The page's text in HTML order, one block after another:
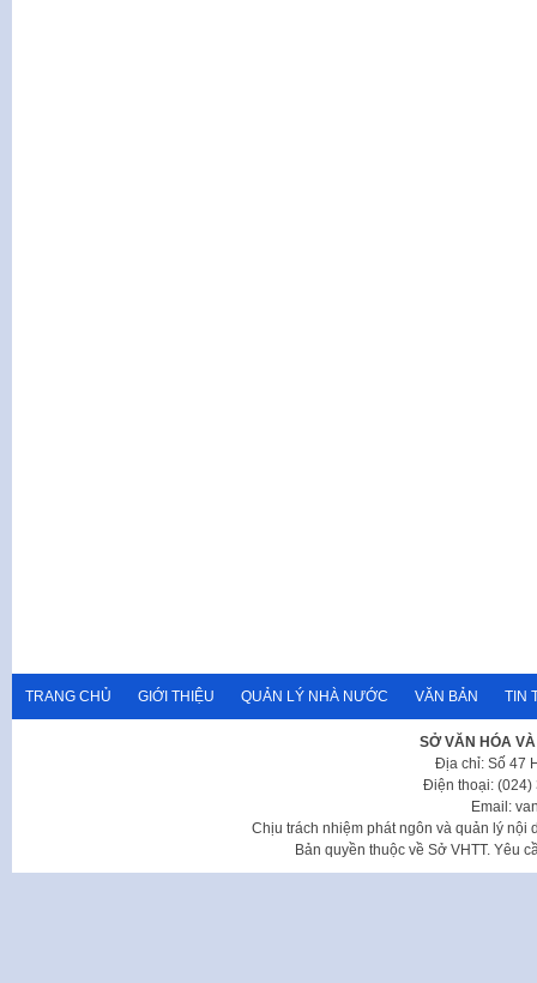
TRANG CHỦ GIỚI THIỆU QUẢN LÝ NHÀ NƯỚC VĂN BẢN TIN
SỞ VĂN HÓA
Địa chỉ: Số 47
Điện thoại: (024)
Email:
Chịu trách nhiệm phát ngôn và quản lý nội
Bản quyền thuộc về Sở VHTT. Yêu